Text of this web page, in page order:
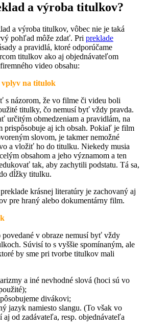
a výroba titulkov?
a výroba titulkov, vôbec nie je taká
pohľad môže zdať. Pri preklade
a pravidlá, ktoré odporúčame
titulkov ako aj objednávateľom
video obsahu:
vplyv na titulok
s názorom, že vo filme či videu boli
titulky, čo nemusí byť vždy pravda.
určitým obmedzeniam a pravidlám, na
prispôsobuje aj ich obsah. Pokiaľ je film
slovom, je takmer nemožné
a vložiť ho do titulku. Niekedy musia
obsahom a jeho významom a ten
tak, aby zachytili podstatu. Tá sa,
dĺžky titulku.
krásnej literatúry je zachovaný aj
pre hraný alebo dokumentárny film.
v obraze nemusí byť vždy
Súvisí to s vyššie spomínaným, ale
by sme pri tvorbe titulkov mali
a iné nevhodné slová (hoci sú vo
divákovi;
jazyk namiesto slangu. (To však vo
od zadávateľa, resp. objednávateľa